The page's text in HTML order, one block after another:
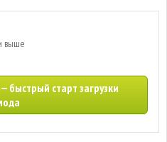
выше
быстрый старт загрузки